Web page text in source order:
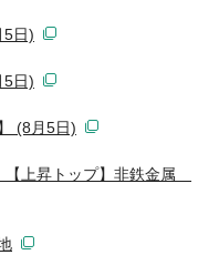
5日)
5日)
(8月5日)
上昇トップ】非鉄金属